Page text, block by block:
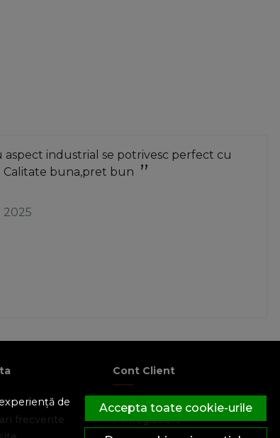
de
Accepta toate cookie-urile
aspect industrial se potrivesc perfect cu
Calitate buna,pret bun
2025
ne
frecvente
Cont Client
Contul meu
Inregistrare